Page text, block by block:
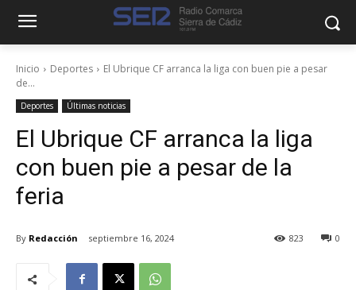
Inicio Deportes
El Ubrique CF arranca la liga con buen pie a pesar
de...
Deportes Últimas noticias
El Ubrique CF arranca la liga
con buen pie a pesar de la
feria
By Redacción septiembre 16, 2024 0
823